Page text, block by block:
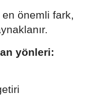
en önemli fark,
yönleri: